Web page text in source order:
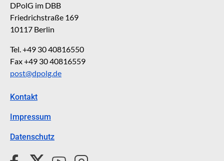
DPolG im DBB
Friedrichstraße 169
10117 Berlin
Tel. +49 30 40816550
Fax +49 30 40816559
post@dpolg.de
Kontakt
Impressum
Datenschutz